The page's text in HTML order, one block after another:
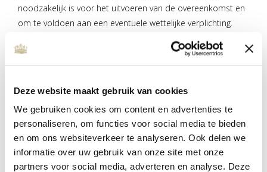
Deze website maakt gebruik van cookies
We gebruiken cookies om content en advertenties te
personaliseren, om functies voor social media te bieden
en om ons websiteverkeer te analyseren. Ook delen we
informatie over uw gebruik van onze site met onze
partners voor social media, adverteren en analyse. Deze
noodzakelijk is voor het uitvoeren van de overeenkomst en
om te voldoen aan een eventuele wettelijke verplichting.
Met bedrijven die u gegevens verwerken in onze opdracht,
sluiten wij een verwerkersovereenkomst om te zorgen voor
eenzelfde niveau van beveiliging en vertrouwelijkheid van uw
voor deze verwerkingen. Grand Hotel Huis ter Duin verstrekt
geen persoonsgegevens aan derden gevestigd buiten de
Europese Economische Ruimte (“EER”).
COOKIES OF VERGELIJKBARE
TECHNIEKEN